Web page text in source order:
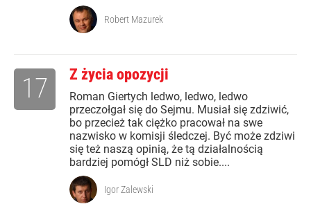
Robert Mazurek
Z życia opozycji
Roman Giertych ledwo, ledwo, ledwo
przeczołgał się do Sejmu. Musiał się zdziwić,
bo przecież tak ciężko pracował na swe
nazwisko w komisji śledczej. Być może zdziwi
się też naszą opinią, że tą działalnością
bardziej pomógł SLD niż sobie....
17
Igor Zalewski